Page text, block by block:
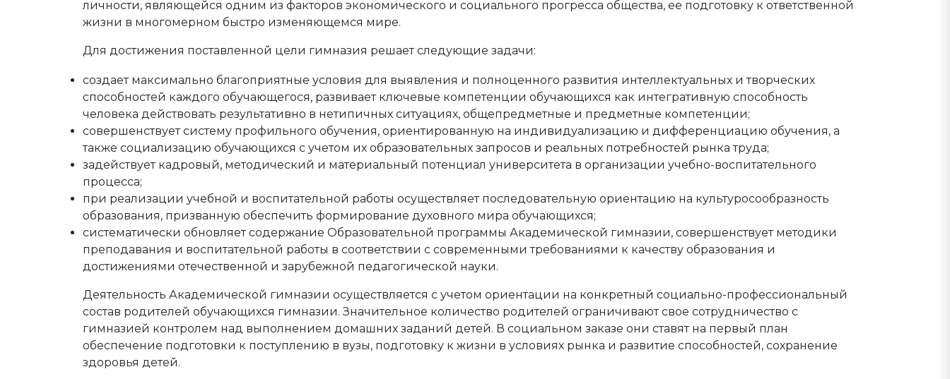
личности, являющейся одним из факторов экономического и социального прогресса общества, ее подготовку к ответственной
жизни в многомерном быстро изменяющемся мире.
Для достижения поставленной цели гимназия решает следующие задачи:
создает максимально благоприятные условия для выявления и полноценного развития интеллектуальных и творческих
способностей каждого обучающегося, развивает ключевые компетенции обучающихся как интегративную способность
человека действовать результативно в нетипичных ситуациях, общепредметные и предметные компетенции;
совершенствует систему профильного обучения, ориентированную на индивидуализацию и дифференциацию обучения, а
также социализацию обучающихся с учетом их образовательных запросов и реальных потребностей рынка труда;
задействует кадровый, методический и материальный потенциал университета в организации учебно-воспитательного
процесса;
при реализации учебной и воспитательной работы осуществляет последовательную ориентацию на культуросообразность
образования, призванную обеспечить формирование духовного мира обучающихся;
систематически обновляет содержание Образовательной программы Академической гимназии, совершенствует методики
преподавания и воспитательной работы в соответствии с современными требованиями к качеству образования и
достижениями отечественной и зарубежной педагогической науки.
Деятельность Академической гимназии осуществляется с учетом ориентации на конкретный социально-профессиональный
состав родителей обучающихся гимназии. Значительное количество родителей ограничивают свое сотрудничество с
гимназией контролем над выполнением домашних заданий детей. В социальном заказе они ставят на первый план
обеспечение подготовки к поступлению в вузы, подготовку к жизни в условиях рынка и развитие способностей, сохранение
здоровья детей.